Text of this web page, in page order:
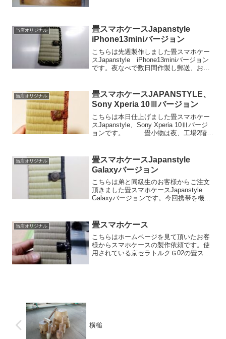
なりに上手く作ってあると...
当店オリジナル
畳スマホケースJapanstyle
iPhone13miniバージョン
こちらは先週製作しました畳スマホケー
スJapanstyle iPhone13miniバージョン
です。夜なべで数日間作製し郵送、お喜
御座いました。#畳スマホケース#畳#畳...
当店オリジナル
畳スマホケースJAPANSTYLE、
Sony Xperia 10Ⅲバージョン
こちらは本日仕上げました畳スマホケー
スJapanstyle、Sony Xperia 10Ⅲバージ
ョンです。 畳小物は夜、工場2階で
す今日はまだ涼しい方でしたので助か...
当店オリジナル
畳スマホケースJapanstyle
Galaxyバージョン
こちらは弟と同級生のお客様からご注文
頂きました畳スマホケースJapanstyle
Galaxyバージョンです。今回携帯を機種
座います！
当店オリジナル 畳スマホケース
こちらはホームページを見て頂いたお客
様からスマホケースの製作依頼です。使
用されている京セラトルクＧ02の畳スマ
横槌